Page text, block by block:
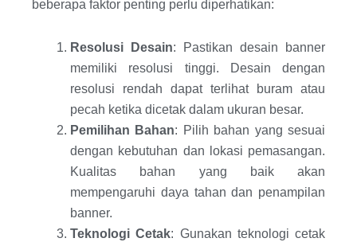
beberapa faktor penting perlu diperhatikan:
Resolusi Desain: Pastikan desain banner
memiliki resolusi tinggi. Desain dengan
resolusi rendah dapat terlihat buram atau
pecah ketika dicetak dalam ukuran besar.
Pemilihan Bahan: Pilih bahan yang sesuai
dengan kebutuhan dan lokasi pemasangan.
Kualitas bahan yang baik akan
mempengaruhi daya tahan dan penampilan
banner.
Teknologi Cetak: Gunakan teknologi cetak